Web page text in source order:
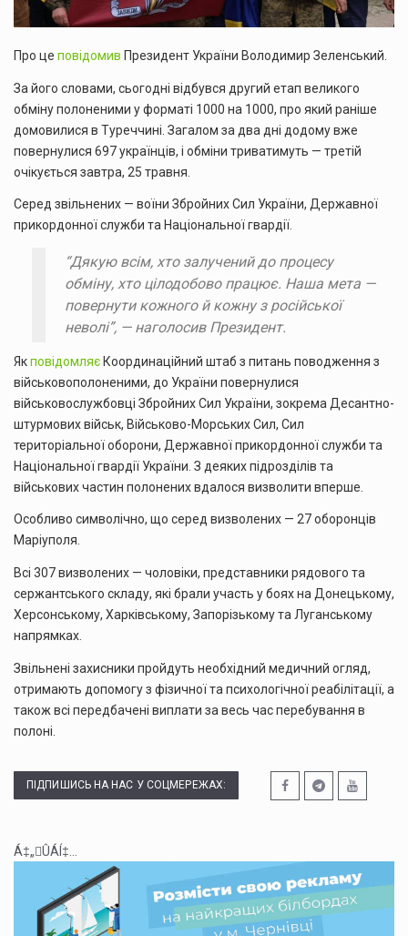
Про це повідомив Президент України Володимир Зеленський.
За його словами, сьогодні відбувся другий етап великого
обміну полоненими у форматі 1000 на 1000, про який раніше
домовилися в Туреччині. Загалом за два дні додому вже
повернулися 697 українців, і обміни триватимуть — третій
очікується завтра, 25 травня.
Серед звільнених — воїни Збройних Сил України, Державної
прикордонної служби та Національної гвардії.
“Дякую всім, хто залучений до процесу
обміну, хто цілодобово працює. Наша мета —
повернути кожного й кожну з російської
неволі”, — наголосив Президент.
Якповідомляє Координаційний штаб з питань поводження з
військовополоненими, до України повернулися
військовослужбовці Збройних Сил України, зокрема Десантно-
штурмових військ, Військово-Морських Сил, Сил
територіальної оборони, Державної прикордонної служби та
Національної гвардії України. З деяких підрозділів та
військових частин полонених вдалося визволити вперше.
Особливо символічно, що серед визволених — 27 оборонців
Маріуполя.
Всі 307 визволених — чоловіки, представники рядового та
сержантського складу, які брали участь у боях на Донецькому,
Херсонському, Харківському, Запорізькому та Луганському
напрямках.
Звільнені захисники пройдуть необхідний медичний огляд,
отримають допомогу з фізичної та психологічної реабілітації, а
також всі передбачені виплати за весь час перебування в
полоні.
ПІДПИШИСЬ НА НАС У СОЦМЕРЕЖАХ:
Á‡„ÛÁÍ‡...